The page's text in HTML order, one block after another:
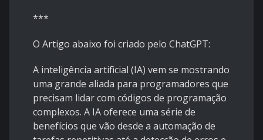
***
O Artigo abaixo foi criado pelo ChatGPT:
A inteligência artificial (IA) vem se mostrando
uma grande aliada para programadores que
precisam lidar com códigos de programação
complexos. A IA oferece uma série de
benefícios que vão desde a automação de